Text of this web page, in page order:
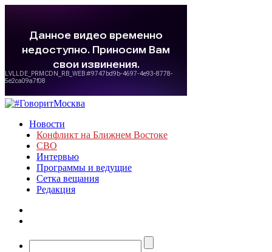
Новости
Конфликт на Ближнем Востоке
СВО
Интервью
Программы и ведущие
Сетка вещания
Редакция